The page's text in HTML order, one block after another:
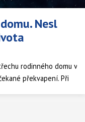
Nesl
rodinného domu v
překvapení. Při
mohou pomoci